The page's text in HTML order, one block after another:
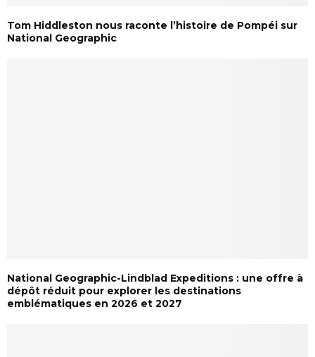
Tom Hiddleston nous raconte l’histoire de Pompéi sur
National Geographic
National Geographic-Lindblad Expeditions : une offre à
dépôt réduit pour explorer les destinations
emblématiques en 2026 et 2027